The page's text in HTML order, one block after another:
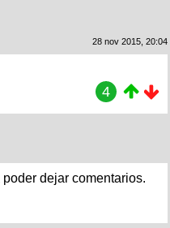
28 nov 2015, 20:04
4
dejar comentarios.